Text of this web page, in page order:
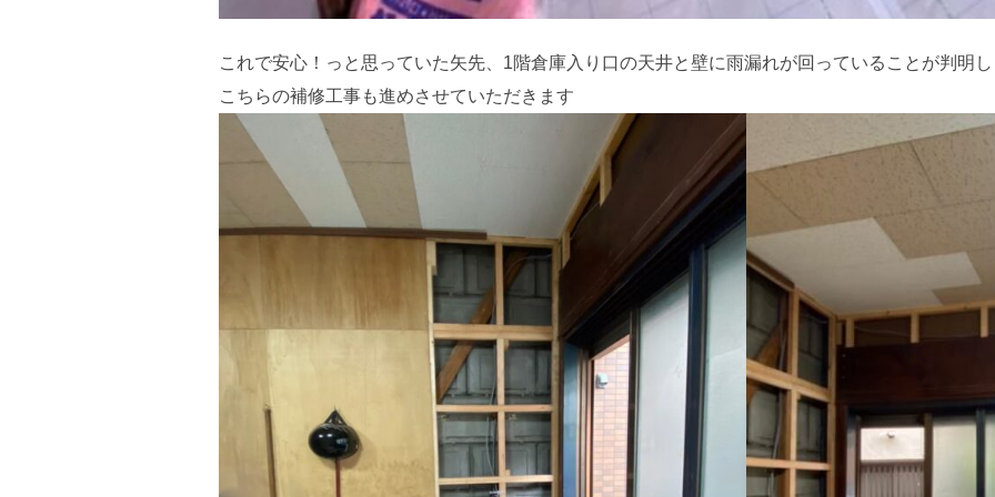
これで安心！っと思っていた矢先、1階倉庫入り口の天井と壁に雨漏れが回っていることが判明
こちらの補修工事も進めさせていただきます